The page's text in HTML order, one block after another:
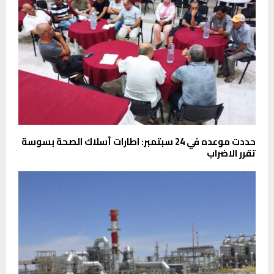
حددت موعده في 24 سبتمبر: اطارات أسلاك الصحة بسوسة
تقرر الاضراب